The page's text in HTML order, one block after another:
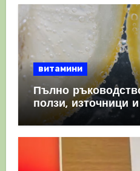
витамини
Пълно
ползи, източници
имунната система